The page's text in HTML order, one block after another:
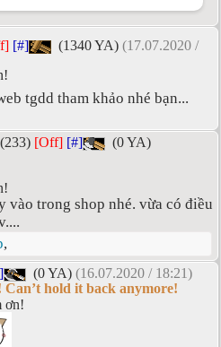
[#] (1340 YA) (17.07.2020 /
tgdd tham khảo nhé bạn...
(233) [Off] [#]
(0 YA)
vào trong shop nhé. vừa có điều
,
(0 YA) (16.07.2020 / 18:21)
hold it back anymore!
ơn!